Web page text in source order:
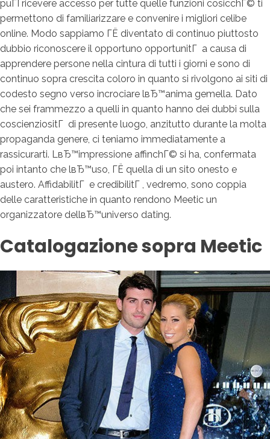
puГІ ricevere accesso per tutte quelle funzioni cosicchГ© ti
permettono di familiarizzare e convenire i migliori celibe
online. Modo sappiamo ГЁ diventato di continuo piuttosto
dubbio riconoscere il opportuno opportunitГ a causa di
apprendere persone nella cintura di tutti i giorni e sono di
continuo sopra crescita coloro in quanto si rivolgono ai siti di
codesto segno verso incrociare lвЂ™anima gemella. Dato
che sei frammezzo a quelli in quanto hanno dei dubbi sulla
coscienziositГ di presente luogo, anzitutto durante la molta
propaganda genere, ci teniamo immediatamente a
rassicurarti. LвЂ™impressione affinchГ© si ha, confermata
poi intanto che lвЂ™uso, ГЁ quella di un sito onesto e
austero. AffidabilitГ e credibilitГ , vedremo, sono coppia
delle caratteristiche in quanto rendono Meetic un
organizzatore dellвЂ™universo dating.
Catalogazione sopra Meetic